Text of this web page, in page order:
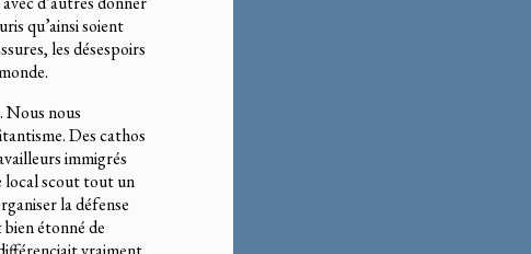
qu’ainsi soient
les désespoirs
Nous nous
Des cathos
immigrés
local scout tout un
la défense
étonné de